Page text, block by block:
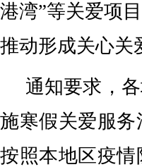
港湾”等关爱项
推动形成关心关
通知要求，
施寒假关爱服
按照本地区疫